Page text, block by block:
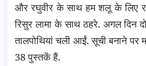
और रघुवीर के साथ हम शलू के लिए
रिसुर लामा के साथ ठहरे. अगल दिन
तालपोथियां चली आईं. सूची बनाने
38 पुस्तकें हैं.